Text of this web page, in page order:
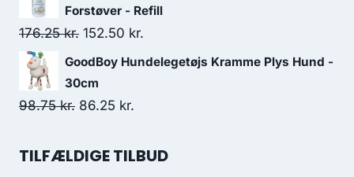
315.00 kr..270.00 kr..
pris
var:
135.00 kr..116.25 kr..
Forstøver - Refill
176.25kr. Den
oprindelige
pris
var:
152.50 kr.
aktuelle
GoodBoy Hundelegetøjs Kramme Plys Hund -
30cm
98.75kr. Den
pris
86.25 kr.
pris
TILFÆLDIGE TILBUD